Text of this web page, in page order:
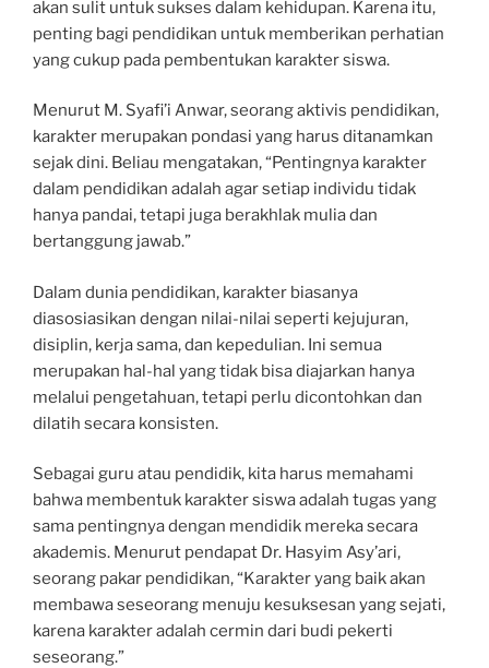
akan sulit untuk sukses dalam kehidupan. Karena itu,
penting bagi pendidikan untuk memberikan perhatian
yang cukup pada pembentukan karakter siswa.
Menurut M. Syafi’i Anwar, seorang aktivis pendidikan,
karakter merupakan pondasi yang harus ditanamkan
sejak dini. Beliau mengatakan, “Pentingnya karakter
dalam pendidikan adalah agar setiap individu tidak
hanya pandai, tetapi juga berakhlak mulia dan
bertanggung jawab.”
Dalam dunia pendidikan, karakter biasanya
diasosiasikan dengan nilai-nilai seperti kejujuran,
disiplin, kerja sama, dan kepedulian. Ini semua
merupakan hal-hal yang tidak bisa diajarkan hanya
melalui pengetahuan, tetapi perlu dicontohkan dan
dilatih secara konsisten.
Sebagai guru atau pendidik, kita harus memahami
bahwa membentuk karakter siswa adalah tugas yang
sama pentingnya dengan mendidik mereka secara
akademis. Menurut pendapat Dr. Hasyim Asy’ari,
seorang pakar pendidikan, “Karakter yang baik akan
membawa seseorang menuju kesuksesan yang sejati,
karena karakter adalah cermin dari budi pekerti
seseorang.”